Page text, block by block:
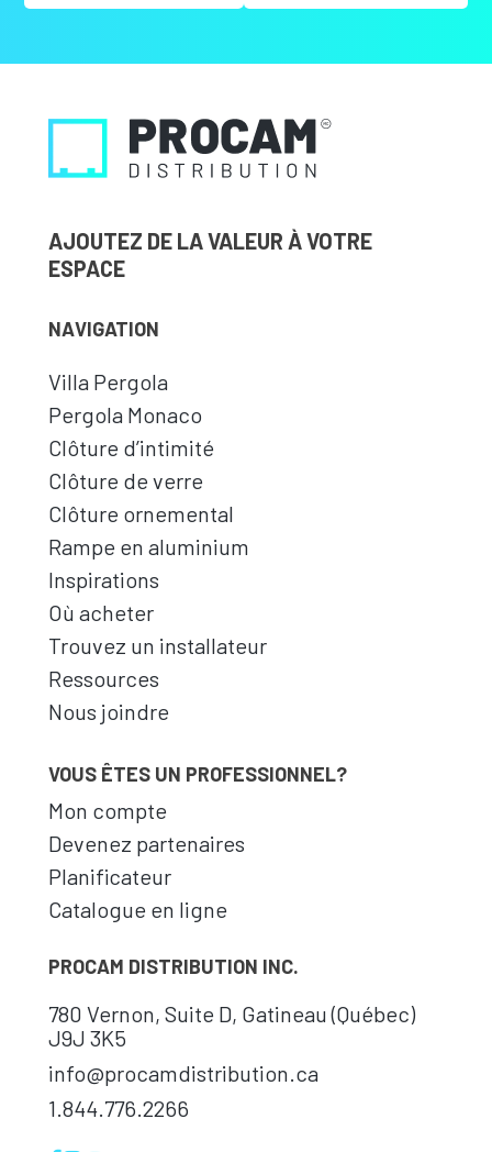
AJOUTEZ DE LA VALEUR À VOTRE
ESPACE
NAVIGATION
Villa Pergola
Pergola Monaco
Clôture d’intimité
Clôture de verre
Clôture ornemental
Rampe en aluminium
Inspirations
Où acheter
Trouvez un installateur
Ressources
Nous joindre
VOUS ÊTES UN PROFESSIONNEL?
Mon compte
Devenez partenaires
Planificateur
Catalogue en ligne
PROCAM DISTRIBUTION INC.
780 Vernon, Suite D, Gatineau (Québec)
J9J 3K5
info@procamdistribution.ca
1.844.776.2266